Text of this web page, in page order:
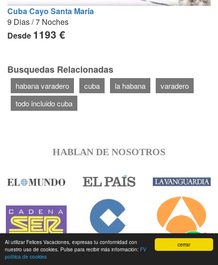
cerrar
Al utilizar Felices Vacaciones, expresas tu conformidad con
nuestro uso de cookies. Pulse para recibir más información: FV
política de cookies
Cuba Cayo Santa Maria
9 Dias / 7 Noches
Desde 1193 €
Busquedas Relacionadas
habana varadero cuba la habana
varadero
todo incluido cuba
HABLAN DE NOSOTROS
1